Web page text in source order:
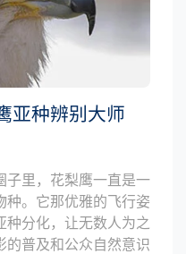
亚种辨别大师
子里，花梨鹰一直是一
种。它那优雅的飞行姿
种分化，让无数人为之
的普及和公众自然意识